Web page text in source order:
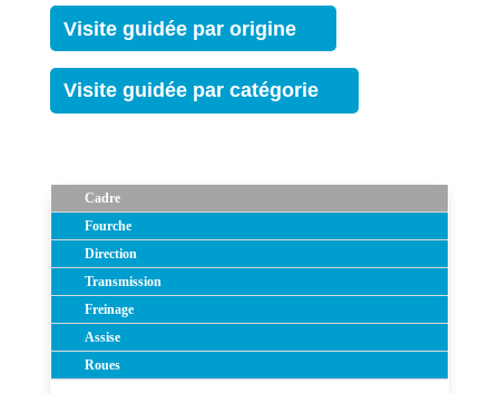
Visite guidée par origine
Visite guidée par catégorie
Cadre
Fourche
Direction
Transmission
Freinage
Assise
Roues